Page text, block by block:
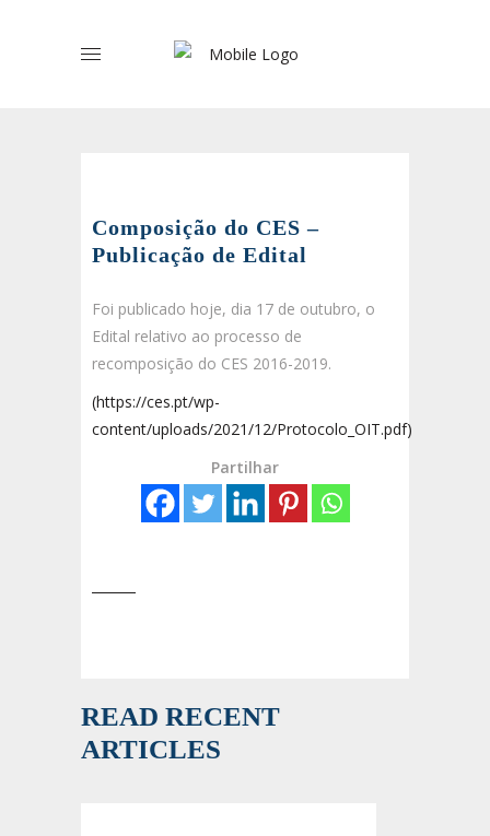
Composição do CES –
Publicação de Edital
Foi publicado hoje, dia 17 de outubro, o
Edital relativo ao processo de
recomposição do CES 2016-2019.
(https://ces.pt/wp-
content/uploads/2021/12/Protocolo_OIT.pdf)
Partilhar
READ RECENT
ARTICLES